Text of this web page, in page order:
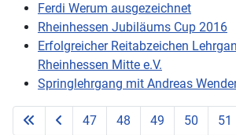
Ferdi Werum ausgezeichnet
Rheinhessen Jubiläums Cup 2016
Erfolgreicher Reitabzeichen
Rheinhessen Mitte e.V.
Springlehrgang mit Andreas
47 48 49 50 51